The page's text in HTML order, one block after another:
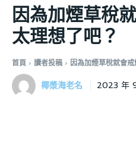
因為加煙草稅
太理想了吧？
首頁 讀者投稿 因為加煙草稅就會
椰漿海老名 2023 年